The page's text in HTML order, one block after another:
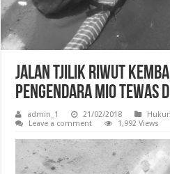
Jalan Tjilik Riwut
Pengendara Mio Tewas
admin_1 21/02/2018
Leave a comment
1,992 Views